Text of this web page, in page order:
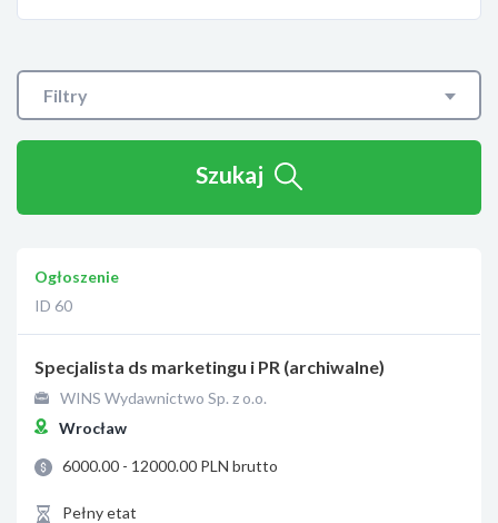
Filtry
Szukaj
Ogłoszenie
ID 60
Specjalista ds marketingu i PR (archiwalne)
WINS Wydawnictwo Sp. z o.o.
Wrocław
6000.00 - 12000.00 PLN brutto
Pełny etat